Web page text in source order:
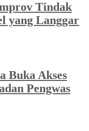
Tindak
yang Langgar
Buka Akses
Pengwas